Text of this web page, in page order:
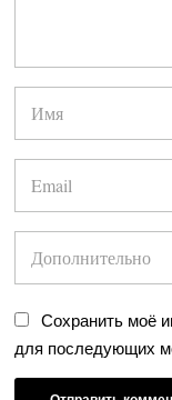
Сохранить моё
для последующих